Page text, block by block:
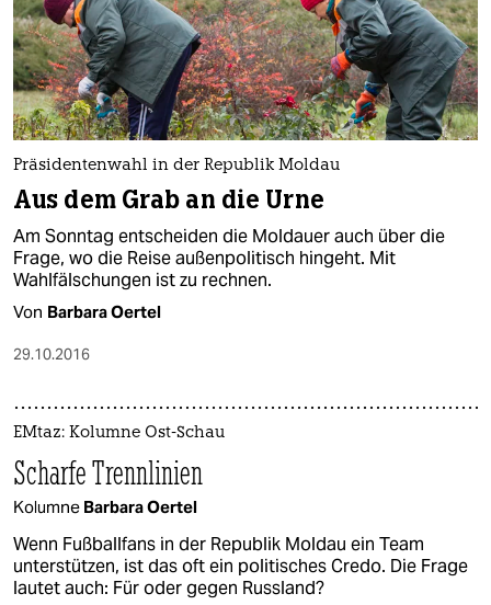
Präsidentenwahl in der Republik Moldau
Aus dem Grab an die Urne
Am Sonntag entscheiden die Moldauer auch über die
Frage, wo die Reise außenpolitisch hingeht. Mit
Wahlfälschungen ist zu rechnen.
Von Barbara Oertel
29.10.2016
EMtaz: Kolumne Ost-Schau
Scharfe Trennlinien
Kolumne Barbara Oertel
Wenn Fußballfans in der Republik Moldau ein Team
unterstützen, ist das oft ein politisches Credo. Die Frage
lautet auch: Für oder gegen Russland?